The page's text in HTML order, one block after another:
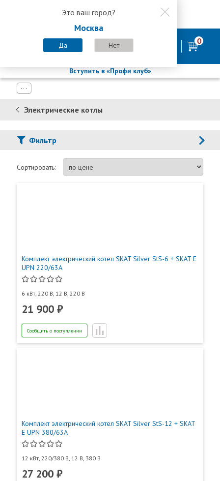
8 800 200-58-35
Это ваш город?
Москва
Да Нет
8 (800) 200-58-35
Пн-Пт с 9:00-18:00. Сб. Вс - выходной 0
Вступить в «Профи клуб»
Электрические котлы
Сортировать:
Фильтр
Комплект электрический котел SKAT Silver StS-6 + SKAT E
UPN 220/63А
6 кВт, 220 В, 12 В, 220 В
21 900 ₽
Сообщить о поступлении
Комплект электрический котел SKAT Silver StS-12 + SKAT
E UPN 380/63А
12 кВт, 220/380 В, 12 В, 380 В
27 200 ₽